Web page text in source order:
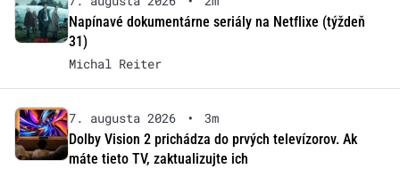
Napínavé dokumentárne seriály na Netflixe (týždeň
31)
Michal Reiter
7. augusta 2026 •
3m
Dolby Vision 2 prichádza do prvých televízorov. Ak
máte tieto TV, zaktualizujte ich